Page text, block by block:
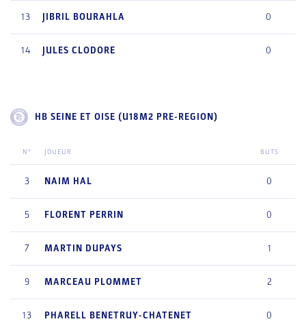
13 JIBRIL BOURAHLA 0
14 JULES CLODORE 0
HB SEINE ET OISE (U18M2 PRE-REGION)
N° JOUEUR BUTS
3 NAIM HAL 0
5 FLORENT PERRIN 0
7 MARTIN DUPAYS 1
9 MARCEAU PLOMMET 2
13 PHARELL BENETRUY-CHATENET 0